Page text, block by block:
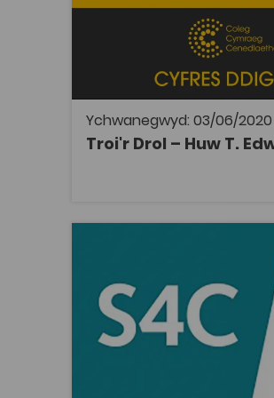
Ychwanegwyd: 03/06/2020
Troi'r Drol – Huw T.
Ail gyfrol hunangofiant Huw
blaenllaw yn hanes
gwleidyddiaeth Cymru yn yr
Gweler y gyfrol gyntaf, Tros
Nel (1991)
Nel (1991)
Tagiau
Cymraeg
Ffilm